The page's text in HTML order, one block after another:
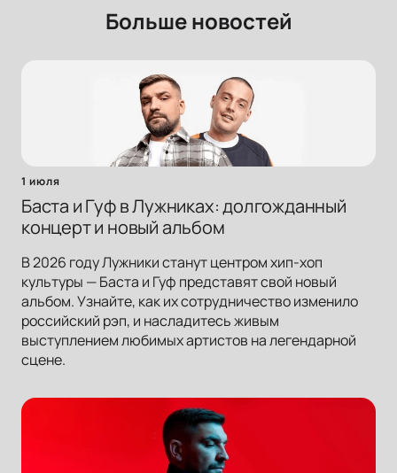
Больше новостей
1 июля
Баста и Гуф в Лужниках: долгожданный
концерт и новый альбом
В 2026 году Лужники станут центром хип-хоп
культуры — Баста и Гуф представят свой новый
альбом. Узнайте, как их сотрудничество изменило
российский рэп, и насладитесь живым
выступлением любимых артистов на легендарной
сцене.